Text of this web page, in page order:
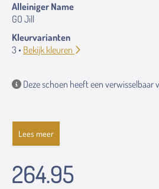
Alleiniger Name
GO Jill
Kleurvarianten
3 • Bekijk kleuren
Deze schoen heeft een verwisselbaar
Lees meer
264.95